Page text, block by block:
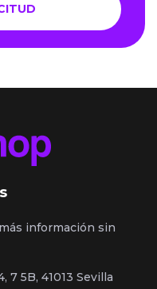
información sin
7 5B, 41013 Sevilla